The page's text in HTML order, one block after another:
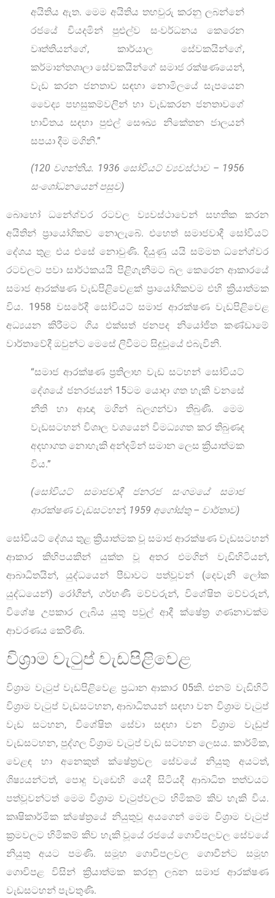
අයිතිය ඇත. මෙම අයිතිය තහවුරු කරනු ලබන්නේ
රජයේ වියදමින් පුළුල්ව සංවර්ධනය කෙරෙන
වෘත්තියන්ගේ, කාර්යාල සේවකයින්ගේ,
කර්මාන්තශාලා සේවකයින්ගේ සමාජ රක්ෂණයෙන්,
වැඩ කරන ජනතාව සඳහා නොමිලයේ සැපයෙන
වෛද්‍ය පහසුකම්වලින් හා වැඩකරන ජනතාවගේ
භාවිතය සඳහා පුළුල් සෞඛ්‍ය නිකේතන ජාලයන්
සපයා දීම මගිනි.”
(120 වගන්තිය. 1936 සෝවියට් ව්‍යවස්ථාව – 1956
සංශෝධනයෙන් පසුව)
බොහෝ ධනේශ්වර රටවල ව්‍යවස්ථාවෙන් සහතික කරන
අයිතින් ප්‍රායෝගිකව නොලැබේ. එහෙත් සමාජවාදී සෝවියට්
දේශය තුළ එය එසේ නොවුණි. දියුණු යයි සම්මත ධනේශ්වර
රටවලට පවා සාර්ථකයයි පිළිගැනීමට බල කෙරෙන ආකාරයේ
සමාජ ආරක්ෂණ වැඩපිළිවෙළක් ප්‍රායෝගිකවම එහි ක්‍රියාත්මක
විය. 1958 වසරේදී සෝවියට් සමාජ ආරක්ෂණ වැඩපිළිවෙළ
අධ්‍යයන කිරීමට ගිය එක්සත් ජනපද නියෝජිත කණ්ඩාමේ
වාර්තාවේදී ඔවුන්ට මෙසේ ලිවීමට සිදුවූයේ එබැවිනි.
“සමාජ ආරක්ෂණ ප්‍රතිලාභ වැඩ සටහන් සෝවියට්
දේශයේ ජනරජයන් 15ටම යොදා ගත හැකි වනසේ
නීති හා ආඥා මගින් බලගන්වා තිබුණි. මෙම
වැඩසටහන් විශාල වශයෙන් විමධ්‍යගත කර තිබුණද
අදහාගත නොහැකි අන්දමින් සමාන ලෙස ක්‍රියාත්මක
විය.”
(සෝවියට් සමාජවාදී ජනරජ සංගමයේ සමාජ
ආරක්ෂණ වැඩසටහන්, 1959 අගෝස්තු – වාර්තාව)
සෝවියට් දේශය තුළ ක්‍රියාත්මක වූ සමාජ ආරක්ෂණ වැඩසටහන්
ආකාර කිහිපයකින් යුක්ත වූ අතර එමගින් වැඩිහිටියන්,
ආබාධිතයින්, යුද්ධයෙන් පීඩාවට පත්වූවන් (දෙවැනි ලෝක
යුද්ධයෙන්) රෝගීන්, ගර්භණී මව්වරුන්, විශේෂිත මව්වරුන්,
විශේෂ උපකාර ලැබිය යුතු පවුල් ආදී ක්ෂේත්‍ර ගණනාවක්ම
ආවරණය කෙරිණි.
විශ්‍රාම වැටුප් වැඩපිළිවෙළ
විශ්‍රාම වැටුප් වැඩපිළිවෙළ ප්‍රධාන ආකාර 05කි. එනම් වැඩිහිටි
විශ්‍රාම වැටුප් වැඩසටහන, ආබාධිතයන් සඳහා වන විශ්‍රාම වැටුප්
වැඩ සටහන, විශේෂිත සේවා සඳහා වන විශ්‍රාම වැඩුප්
වැඩසටහන, පුද්ගල විශ්‍රාම වැටුප් වැඩ සටහන ලෙසය. කාර්මික,
වෙළඳ හා අනෙකුත් ක්ෂේත්‍රවල සේවයේ නියුතු අයටත්,
ශිෂ්‍යයන්ටත්, පොදු වැඩෙහි යෙදී සිටියදී ආබාධිත තත්වයට
පත්වූවන්ටත් මෙම විශ්‍රාම වැටුප්වලට හිමිකම් කිව හැකි විය.
කෘෂිකාර්මික ක්ෂේත්‍රයේ නියුතුවූ අයගෙන් මෙම විශ්‍රාම වැටුප්
ක්‍රමවලට හිමිකම් කිව හැකි වූයේ රජයේ ගොවිපලවල සේවයේ
නියුතු අයට පමණි. සමූහ ගොවිපලවල ගොවීන්ට සමූහ
ගොවිපළ විසින් ක්‍රියාත්මක කරනු ලබන සමාජ ආරක්ෂණ
වැඩසටහන් පැවතුණි.